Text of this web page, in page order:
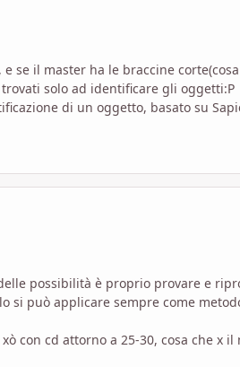
se il master ha le braccine
solo ad identificare gli oggetti:P
di un oggetto, basato su
possibilità è proprio provare e
si può applicare sempre come
con cd attorno a 25-30, cosa che x il